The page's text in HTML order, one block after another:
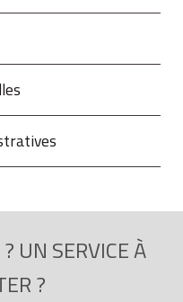
UN SERVICE À
?